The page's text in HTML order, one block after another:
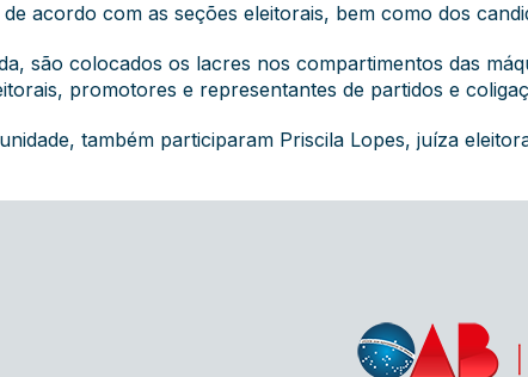
acordo com as seções eleitorais, bem como dos
são colocados os lacres nos compartimentos das
promotores e representantes de partidos e
também participaram Priscila Lopes, juíza